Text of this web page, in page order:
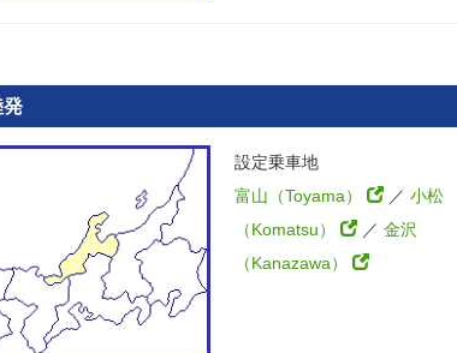
発
設定乗車地
富山（Toyama）
／ 小松
（Komatsu）
／ 金沢
（Kanazawa）